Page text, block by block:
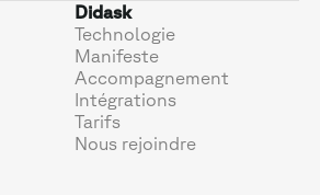
Didask
Technologie
Manifeste
Accompagnement
Intégrations
Tarifs
Nous rejoindre